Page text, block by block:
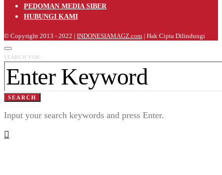
PEDOMAN MEDIA SIBER
HUBUNGI KAMI
© Copyright 2013 - 2022 | INDONESIAMAGZ.com | Hak Cipta Dilindungi
SEARCH FOR:
SEARCH
Input your search keywords and press Enter.